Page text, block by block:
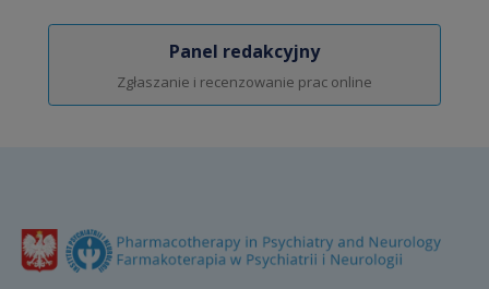
Panel redakcyjny
Zgłaszanie i recenzowanie prac online